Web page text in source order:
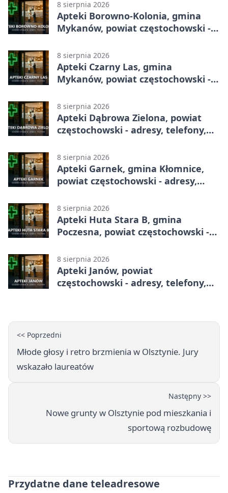
8 sierpnia 2026
Apteki Borowno-Kolonia, gmina
Mykanów, powiat częstochowski -
8 sierpnia 2026
Apteki Czarny Las, gmina
Mykanów, powiat częstochowski -
8 sierpnia 2026
Apteki Dąbrowa Zielona, powiat
częstochowski - adresy, telefony,
8 sierpnia 2026
Apteki Garnek, gmina Kłomnice,
powiat częstochowski - adresy,
8 sierpnia 2026
Apteki Huta Stara B, gmina
Poczesna, powiat częstochowski -
8 sierpnia 2026
Apteki Janów, powiat
częstochowski - adresy, telefony,
<< Poprzedni
Młode głosy i retro brzmienia w Olsztynie. Jury
wskazało laureatów
Następny >>
Nowe grunty w Olsztynie pod mieszkania i
sportową rozbudowę
Przydatne dane teleadresowe